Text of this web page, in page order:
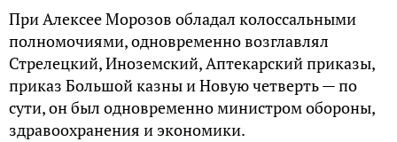
При Алексее Морозов обладал колоссальными
полномочиями, одновременно возглавлял
Стрелецкий, Иноземский, Аптекарский приказы,
приказ Большой казны и Новую четверть — по
сути, он был одновременно министром обороны,
здравоохранения и экономики.